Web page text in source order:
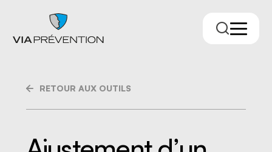
RETOUR AUX OUTILS